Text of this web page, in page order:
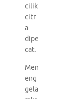
cilik
citr
a
dipe
cat.
Men
eng
gela